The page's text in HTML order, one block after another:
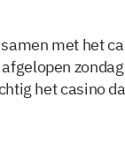
met het
het casino